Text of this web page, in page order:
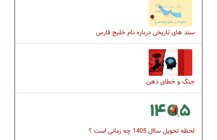
سند های تاریخی درباره نام خلیج فارس
جنگ و خطای ذهن
لحظه تحویل ساال 1405 چه زمانی است ؟